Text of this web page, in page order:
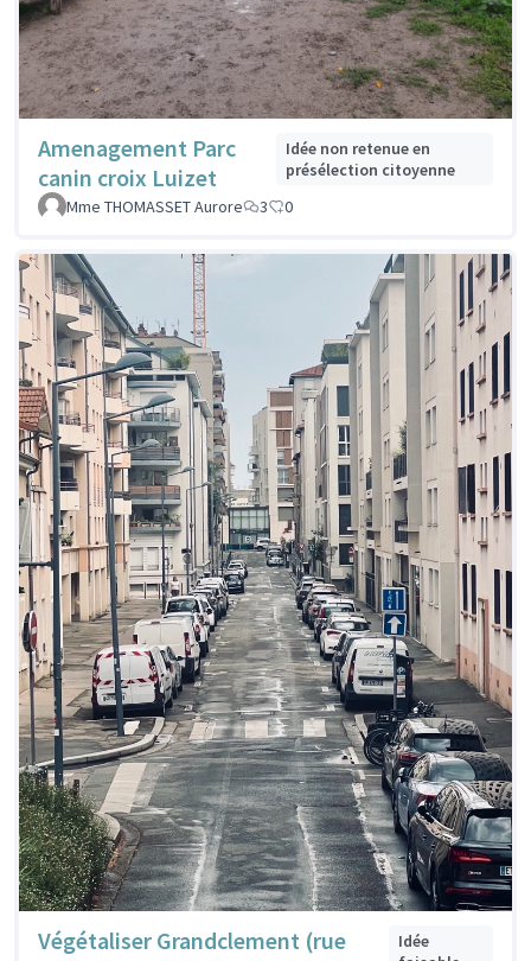
Amenagement Parc
canin croix Luizet
Idée non retenue en
présélection citoyenne
Mme THOMASSET Aurore
3 0
Végétaliser Grandclement (rue
Idée